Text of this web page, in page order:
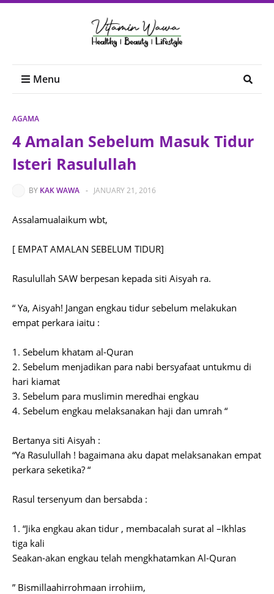
Menu
AGAMA
4 Amalan Sebelum Masuk Tidur
Isteri Rasulullah
BY KAK WAWA - JANUARY 21, 2016
Assalamualaikum wbt,
[ EMPAT AMALAN SEBELUM TIDUR]
Rasulullah SAW berpesan kepada siti Aisyah ra.
“ Ya, Aisyah! Jangan engkau tidur sebelum melakukan
empat perkara iaitu :
1. Sebelum khatam al-Quran
2. Sebelum menjadikan para nabi bersyafaat untukmu di
hari kiamat
3. Sebelum para muslimin meredhai engkau
4. Sebelum engkau melaksanakan haji dan umrah “
Bertanya siti Aisyah :
“Ya Rasulullah ! bagaimana aku dapat melaksanakan empat
perkara seketika? “
Rasul tersenyum dan bersabda :
1. “Jika engkau akan tidur , membacalah surat al –Ikhlas
tiga kali
Seakan-akan engkau telah mengkhatamkan Al-Quran
” Bismillaahirrohmaan irrohiim,